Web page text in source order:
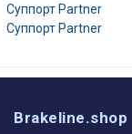
Суппорт Partner
Суппорт Partner
Brakeline.shop